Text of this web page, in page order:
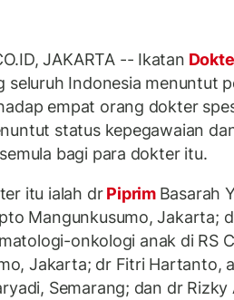
JAKARTA -- Ikatan
seluruh Indonesia menuntut
empat orang dokter
status kepegawaian
bagi para dokter itu.
itu ialah drPiprim Basarah
Mangunkusumo, Jakarta;
onkologi anak di RS
Jakarta; dr Fitri Hartanto,
Semarang; dan dr